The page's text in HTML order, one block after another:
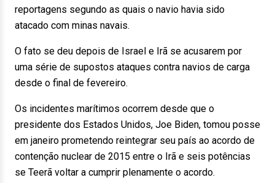
reportagens segundo as quais o navio havia sido
atacado com minas navais.
O fato se deu depois de Israel e Irã se acusarem por
uma série de supostos ataques contra navios de carga
desde o final de fevereiro.
Os incidentes marítimos ocorrem desde que o
presidente dos Estados Unidos, Joe Biden, tomou posse
em janeiro prometendo reintegrar seu país ao acordo de
contenção nuclear de 2015 entre o Irã e seis potências
se Teerã voltar a cumprir plenamente o acordo.